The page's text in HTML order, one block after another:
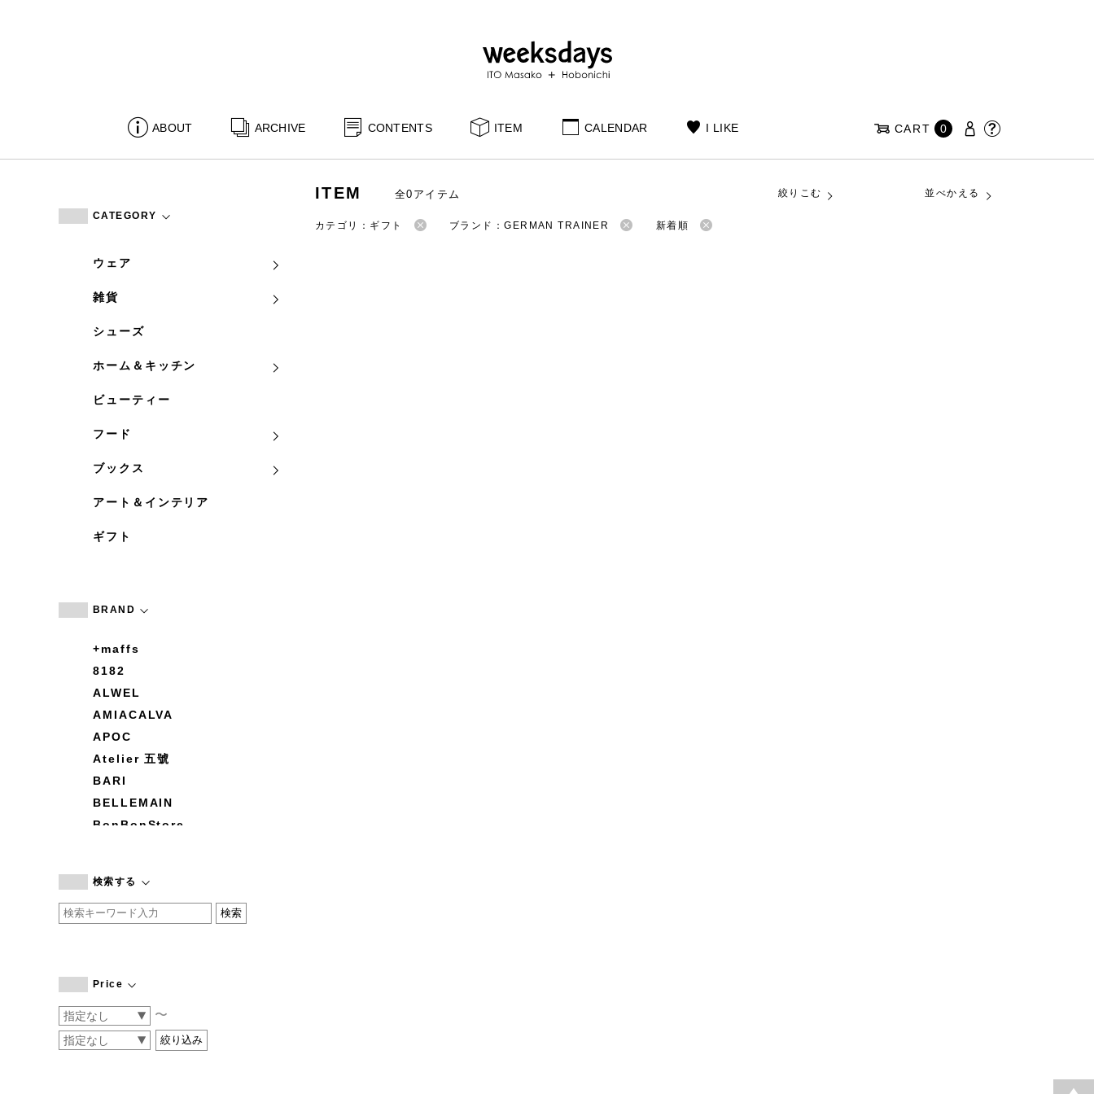
ABOUT ARCHIVE CONTENTS ITEM CALENDAR I LIKE CART 0
CATEGORY
ウェア
雑貨
シューズ
ホーム＆キッチン
ビューティー
フード
ブックス
アート＆インテリア
ギフト
BRAND
+maffs
8182
ALWEL
AMIACALVA
APOC
Atelier 五號
BARI
BELLEMAIN
BonBonStore
by basics
CATWORTH
COGTHEBIGSMOKE
CONVERSE
DEAN & DELUCA
検索する
Price
〜
ITEM 全0アイテム 絞りこむ 並べかえる
カテゴリ：ギフト ブランド：GERMAN TRAINER 新着順